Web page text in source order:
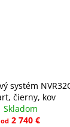
systém
čierny, kov
Skladom
od 2 740 €